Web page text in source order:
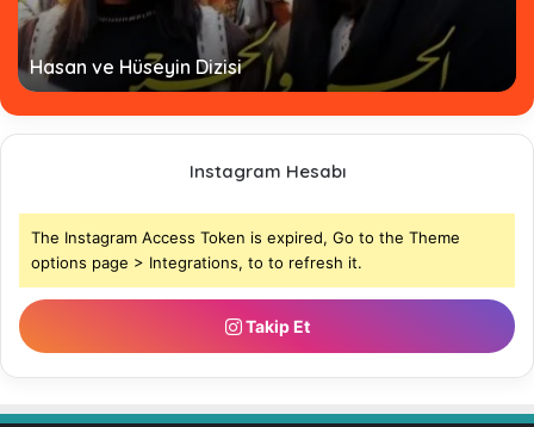
Hasan ve Hüseyin Dizisi
Instagram Hesabı
The Instagram Access Token is expired, Go to the Theme
options page > Integrations, to to refresh it.
Takip Et